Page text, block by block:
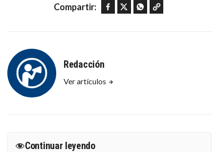
Compartir: Facebook Twitter WhatsApp Copy link
Redacción
Ver artículos
Continuar leyendo